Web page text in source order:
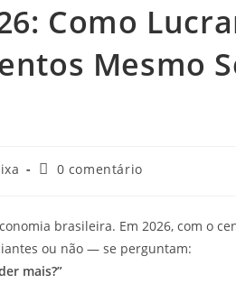
Como
Mesmo
0 comentário
brasileira. Em 2026, com o
ou não — se perguntam:
mais?”